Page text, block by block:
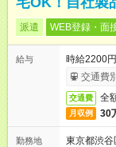
派遣 WEB登録・面
給与
時給2200
交通費
交通費 全
月収例 30
勤務地
東京都渋谷